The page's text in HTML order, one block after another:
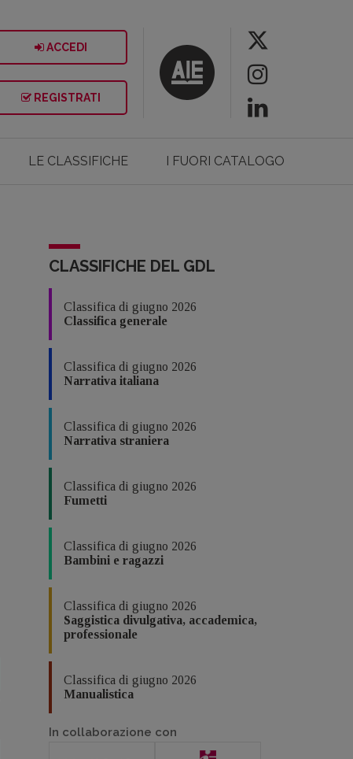
ACCEDI
REGISTRATI
LE CLASSIFICHE I FUORI CATALOGO
CLASSIFICHE DEL GDL
Classifica di giugno 2026
Classifica generale
Classifica di giugno 2026
Narrativa italiana
Classifica di giugno 2026
Narrativa straniera
Classifica di giugno 2026
Fumetti
Classifica di giugno 2026
Bambini e ragazzi
Classifica di giugno 2026
Saggistica divulgativa, accademica,
professionale
Classifica di giugno 2026
Manualistica
In collaborazione con